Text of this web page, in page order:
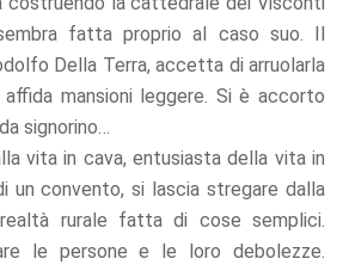
fatta proprio al caso suo. Il
Della Terra, accetta di arruolarla
mansioni leggere. Si è accorto
signorino…
vita in cava, entusiasta della vita in
un convento, si lascia stregare dalla
rurale fatta di cose semplici.
le persone e le loro debolezze.